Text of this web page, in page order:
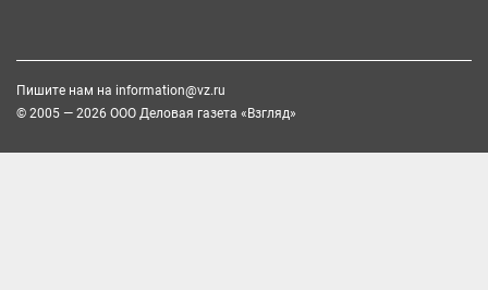
Пишите нам на information@vz.ru
© 2005 — 2026 ООО Деловая газета «Взгляд»